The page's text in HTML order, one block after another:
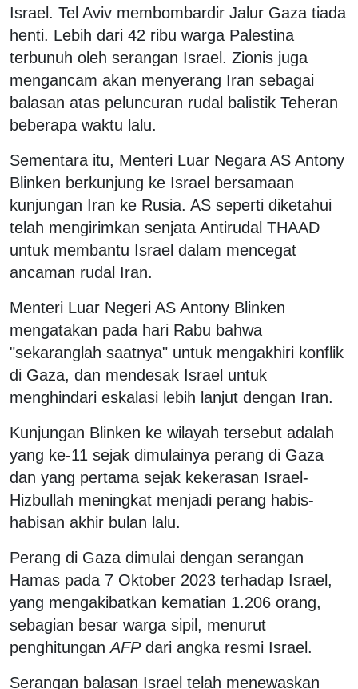
Israel. Tel Aviv membombardir Jalur Gaza tiada
henti. Lebih dari 42 ribu warga Palestina
terbunuh oleh serangan Israel. Zionis juga
mengancam akan menyerang Iran sebagai
balasan atas peluncuran rudal balistik Teheran
beberapa waktu lalu.
Sementara itu, Menteri Luar Negara AS Antony
Blinken berkunjung ke Israel bersamaan
kunjungan Iran ke Rusia. AS seperti diketahui
telah mengirimkan senjata Antirudal THAAD
untuk membantu Israel dalam mencegat
ancaman rudal Iran.
Menteri Luar Negeri AS Antony Blinken
mengatakan pada hari Rabu bahwa
"sekaranglah saatnya" untuk mengakhiri konflik
di Gaza, dan mendesak Israel untuk
menghindari eskalasi lebih lanjut dengan Iran.
Kunjungan Blinken ke wilayah tersebut adalah
yang ke-11 sejak dimulainya perang di Gaza
dan yang pertama sejak kekerasan Israel-
Hizbullah meningkat menjadi perang habis-
habisan akhir bulan lalu.
Perang di Gaza dimulai dengan serangan
Hamas pada 7 Oktober 2023 terhadap Israel,
yang mengakibatkan kematian 1.206 orang,
sebagian besar warga sipil, menurut
penghitunganAFPdari angka resmi Israel.
Serangan balasan Israel telah menewaskan